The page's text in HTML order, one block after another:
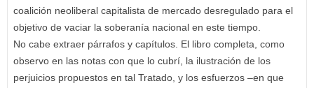
coalición neoliberal capitalista de mercado desregulado para el
objetivo de vaciar la soberanía nacional en este tiempo.
No cabe extraer párrafos y capítulos. El libro completa, como
observo en las notas con que lo cubrí, la ilustración de los
perjuicios propuestos en tal Tratado, y los esfuerzos –en que